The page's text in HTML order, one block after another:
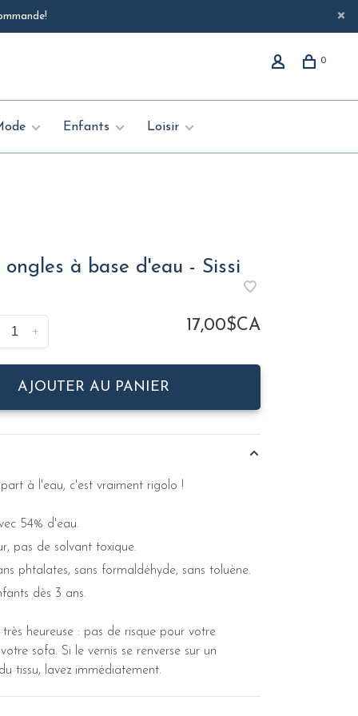
0
Enfants Loisir
ongles à base d'eau - Sissi
+ 17,00$CA
AJOUTER AU PANIER
à l'eau, c'est vraiment rigolo !
54% d'eau.
pas de solvant toxique.
phtalates, sans formaldéhyde, sans toluène.
dès 3 ans.
très heureuse : pas de risque pour votre
sofa. Si le vernis se renverse sur un
tissu, lavez immédiatement.